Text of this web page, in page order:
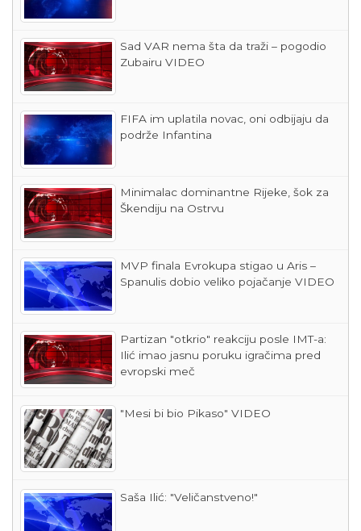
Sad VAR nema šta da traži – pogodio
Zubairu VIDEO
FIFA im uplatila novac, oni odbijaju da
podrže Infantina
Minimalac dominantne Rijeke, šok za
Škendiju na Ostrvu
MVP finala Evrokupa stigao u Aris –
Spanulis dobio veliko pojačanje VIDEO
Partizan "otkrio" reakciju posle IMT-a:
Ilić imao jasnu poruku igračima pred
evropski meč
"Mesi bi bio Pikaso" VIDEO
Saša Ilić: "Veličanstveno!"